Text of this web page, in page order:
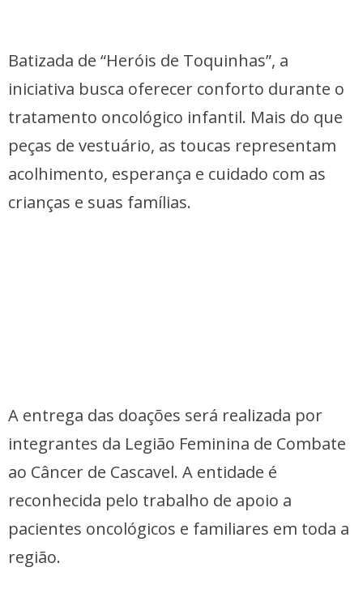
Batizada de “Heróis de Toquinhas”, a
iniciativa busca oferecer conforto durante o
tratamento oncológico infantil. Mais do que
peças de vestuário, as toucas representam
acolhimento, esperança e cuidado com as
crianças e suas famílias.
A entrega das doações será realizada por
integrantes da Legião Feminina de Combate
ao Câncer de Cascavel. A entidade é
reconhecida pelo trabalho de apoio a
pacientes oncológicos e familiares em toda a
região.